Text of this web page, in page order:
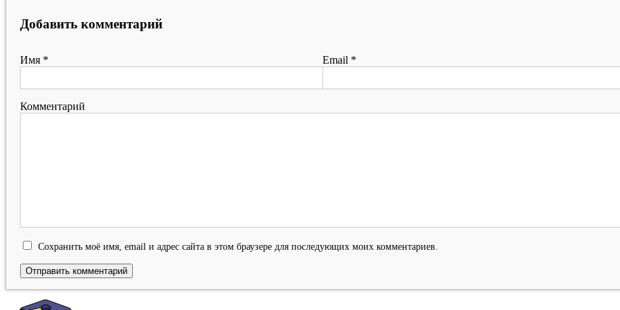
Добавить комментарий
Имя * Email *
Комментарий
Сохранить моё имя, email и адрес сайта в этом браузере для последующих моих комментариев.